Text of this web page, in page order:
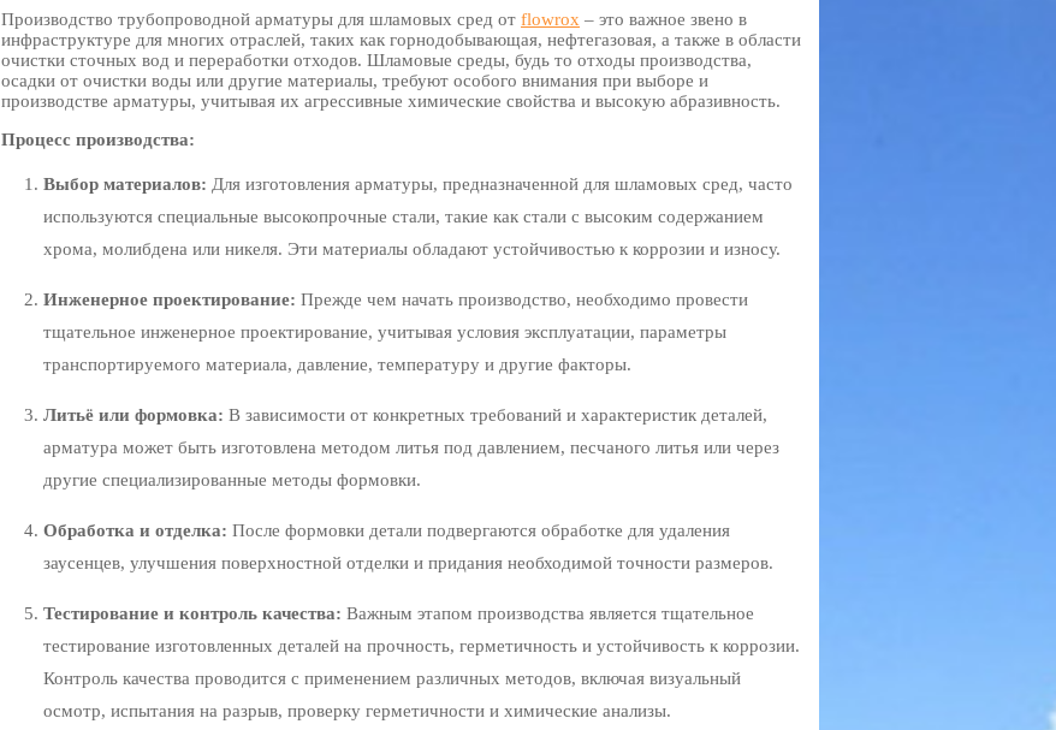
Производство трубопроводной арматуры для шламовых сред от flowrox – это важное звено в
инфраструктуре для многих отраслей, таких как горнодобывающая, нефтегазовая, а также в области
очистки сточных вод и переработки отходов. Шламовые среды, будь то отходы производства,
осадки от очистки воды или другие материалы, требуют особого внимания при выборе и
производстве арматуры, учитывая их агрессивные химические свойства и высокую абразивность.
Процесс производства:
Выбор материалов: Для изготовления арматуры, предназначенной для шламовых сред, часто
используются специальные высокопрочные стали, такие как стали с высоким содержанием
хрома, молибдена или никеля. Эти материалы обладают устойчивостью к коррозии и износу.
Инженерное проектирование: Прежде чем начать производство, необходимо провести
тщательное инженерное проектирование, учитывая условия эксплуатации, параметры
транспортируемого материала, давление, температуру и другие факторы.
Литьё или формовка: В зависимости от конкретных требований и характеристик деталей,
арматура может быть изготовлена методом литья под давлением, песчаного литья или через
другие специализированные методы формовки.
Обработка и отделка: После формовки детали подвергаются обработке для удаления
заусенцев, улучшения поверхностной отделки и придания необходимой точности размеров.
Тестирование и контроль качества: Важным этапом производства является тщательное
тестирование изготовленных деталей на прочность, герметичность и устойчивость к коррозии.
Контроль качества проводится с применением различных методов, включая визуальный
осмотр, испытания на разрыв, проверку герметичности и химические анализы.